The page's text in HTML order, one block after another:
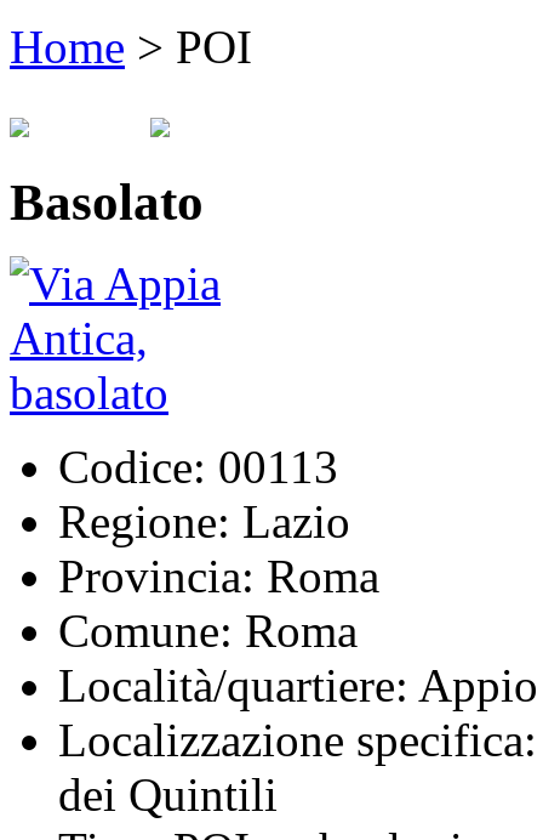
Home > POI
Basolato
Codice: 00113
Regione: Lazio
Provincia: Roma
Comune: Roma
Località/quartiere: Appio
Localizzazione specifica:
dei Quintili